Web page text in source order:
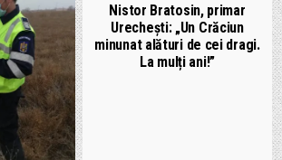
Nistor Bratosin, primar
Urechești: „Un Crăciun
minunat alături de cei dragi.
La mulți ani!”